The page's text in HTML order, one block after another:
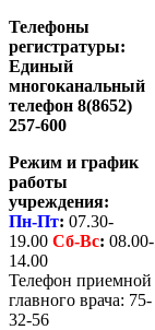
Телефоны
регистратуры:
Единый
многоканальный
телефон 8(8652)
257-600
Режим и график
работы
учреждения:
Пн-Пт: 07.30-
19.00 Сб-Вс: 08.00-
14.00
Телефон приемной
главного врача: 75-
32-56